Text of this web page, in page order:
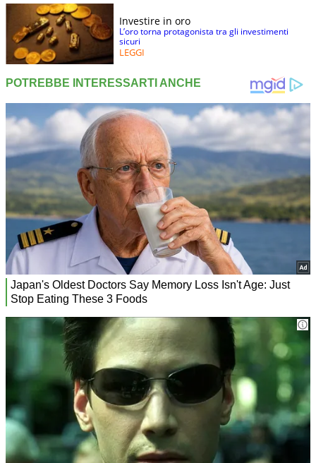
Investire in oro
L’oro torna protagonista tra gli investimenti
sicuri
LEGGI